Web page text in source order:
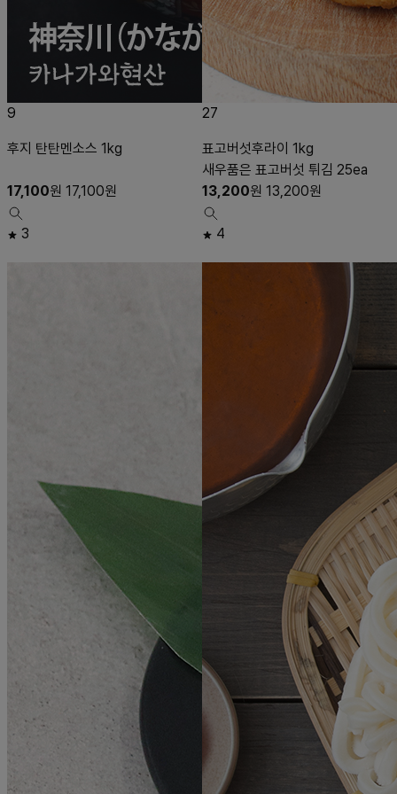
9
후지 탄탄멘소스 1kg
17,100원 17,100원
3
27
표고버섯후라이 1kg
새우품은 표고버섯 튀김 25ea
13,200원 13,200원
4